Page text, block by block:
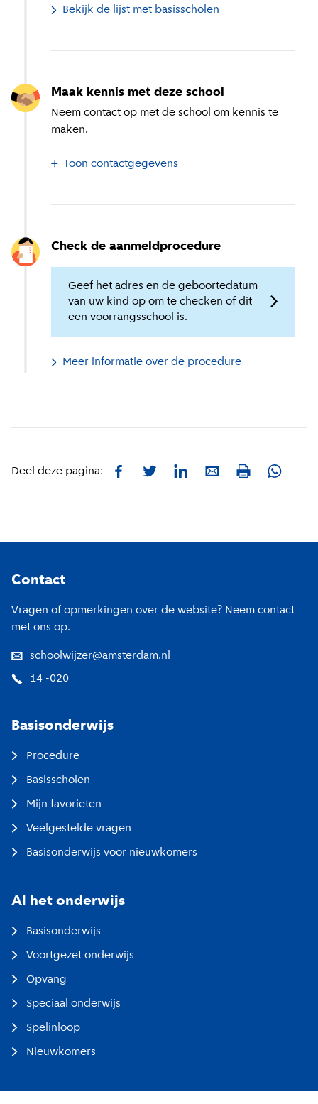
Bekijk de lijst met basisscholen
Maak kennis met deze school
Neem contact op met de school om kennis te
maken.
Toon contactgegevens
Check de aanmeldprocedure
Geef het adres en de geboortedatum
van uw kind op om te checken of dit
een voorrangsschool is.
Meer informatie over de procedure
Deel deze pagina: FacebookTwitterLinkedInE-mailPrint
Contact
Vragen of opmerkingen over de website? Neem contact
met ons op.
schoolwijzer@amsterdam.nl
14 -020
Basisonderwijs
Procedure
Basisscholen
Mijn favorieten
Veelgestelde vragen
Basisonderwijs voor nieuwkomers
Al het onderwijs
Basisonderwijs
Voortgezet onderwijs
Opvang
Speciaal onderwijs
Spelinloop
Nieuwkomers